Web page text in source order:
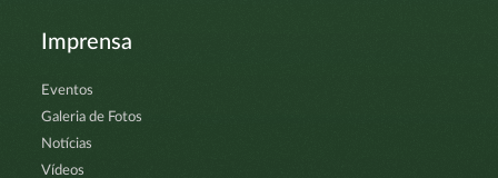
Imprensa
Eventos
Galeria de Fotos
Notícias
Vídeos